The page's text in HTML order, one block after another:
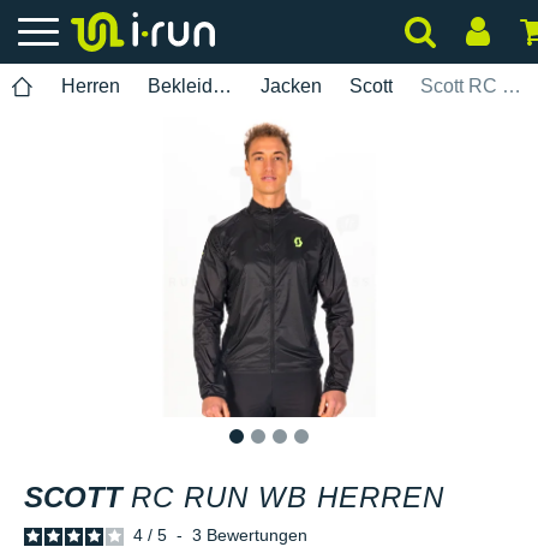
Herren Bekleidung Jacken Scott Scott RC Run WB Herren
SCOTT RC RUN WB HERREN
4 / 5 - 3 Bewertungen